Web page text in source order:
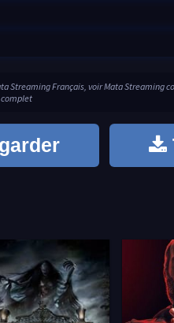
Streaming Français, voir Mata Streaming